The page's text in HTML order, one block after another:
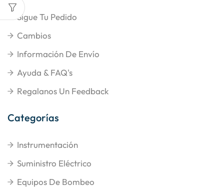
Sigue Tu Pedido
Cambios
Información De Envío
Ayuda & FAQ's
Regalanos Un Feedback
Categorías
Instrumentación
Suministro Eléctrico
Equipos De Bombeo